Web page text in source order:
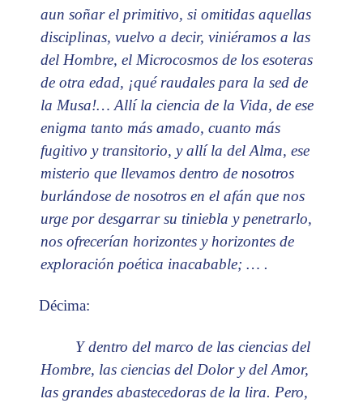
aun soñar el primitivo, si omitidas aquellas
disciplinas, vuelvo a decir, viniéramos a las
del Hombre, el Microcosmos de los esoteras
de otra edad, ¡qué raudales para la sed de
la Musa!… Allí la ciencia de la Vida, de ese
enigma tanto más amado, cuanto más
fugitivo y transitorio, y allí la del Alma, ese
misterio que llevamos dentro de nosotros
burlándose de nosotros en el afán que nos
urge por desgarrar su tiniebla y penetrarlo,
nos ofrecerían horizontes y horizontes de
exploración poética inacabable; … .
Décima:
Y dentro del marco de las ciencias del
Hombre, las ciencias del Dolor y del Amor,
las grandes abastecedoras de la lira. Pero,